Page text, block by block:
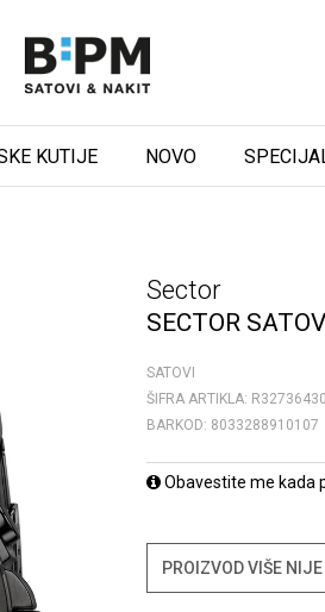
KUTIJE NOVO
Sector
SECTOR
SATOVI
ŠIFRA ARTIKLA:
BARKOD: 8033288910107
Obavestite me kada
PROIZVOD VIŠE